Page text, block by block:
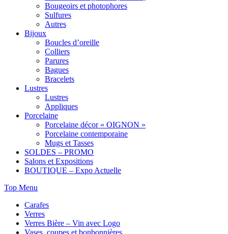
Bougeoirs et photophores
Sulfures
Autres
Bijoux
Boucles d’oreille
Colliers
Parures
Bagues
Bracelets
Lustres
Lustres
Appliques
Porcelaine
Porcelaine décor « OIGNON »
Porcelaine contemporaine
Mugs et Tasses
SOLDES – PROMO
Salons et Expositions
BOUTIQUE – Expo Actuelle
Top Menu
Carafes
Verres
Verres Bière – Vin avec Logo
Vases, coupes et bonbonnières